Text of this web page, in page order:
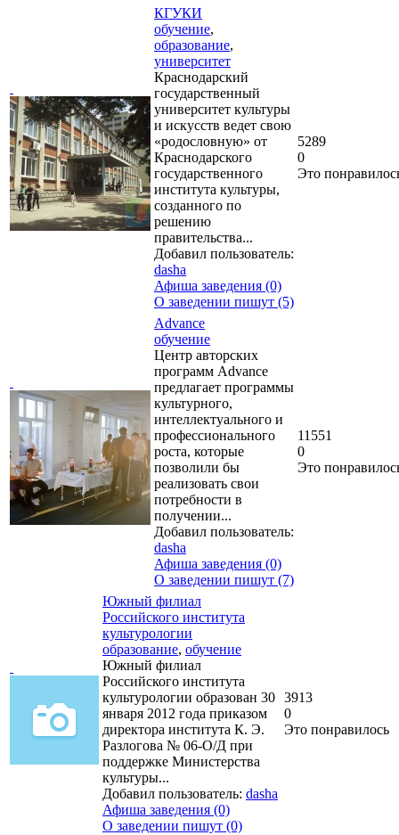
КГУКИ
обучение,
образование,
университет
Краснодарский
государственный
университет культуры
и искусств ведет свою
«родословную» от
Краснодарского
государственного
института культуры,
созданного по
решению
правительства...
Добавил пользователь:
dasha
Афиша заведения (0)
О заведении пишут (5)
5289
0
Это
Advance
обучение
Центр авторских
программ Advance
предлагает программы
культурного,
интеллектуального и
профессионального
роста, которые
позволили бы
реализовать свои
потребности в
получении...
Добавил пользователь:
dasha
Афиша заведения (0)
О заведении пишут (7)
11551
0
Это
Южный филиал
Российского института
культурологии
образование, обучение
Южный филиал
Российского института
культурологии образован 30
января 2012 года приказом
директора института К. Э.
Разлогова № 06-О/Д при
поддержке Министерства
культуры...
Добавил пользователь: dasha
Афиша заведения (0)
О заведении пишут (0)
3913
0
Это понравилось